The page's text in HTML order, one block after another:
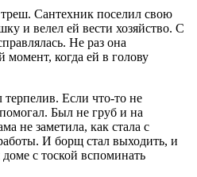
Сантехник поселил свою
и велел ей вести хозяйство. С
Не раз она
момент, когда ей в голову
Если что-то не
Был не груб и на
не заметила, как стала с
И борщ стал выходить, и
с тоской вспоминать